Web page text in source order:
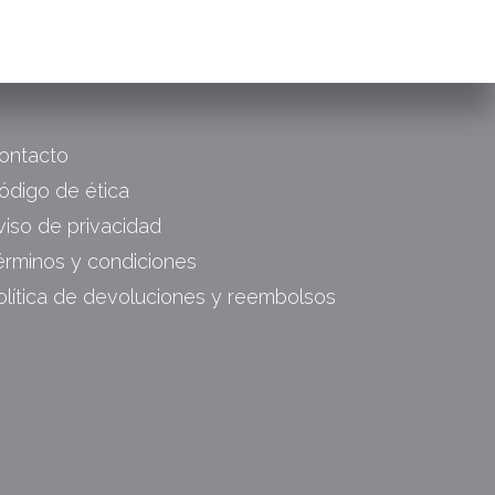
de ética
de privacidad
y condiciones
de devoluciones y reembolsos